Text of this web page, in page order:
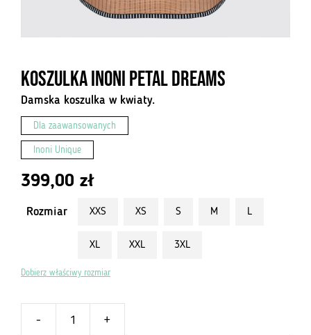
Koszulka Inoni Petal Dreams
Damska koszulka w kwiaty.
Dla zaawansowanych
Inoni Unique
399,00 zł
Rozmiar XXS XS S M L
XL XXL 3XL
Dobierz właściwy rozmiar
- +